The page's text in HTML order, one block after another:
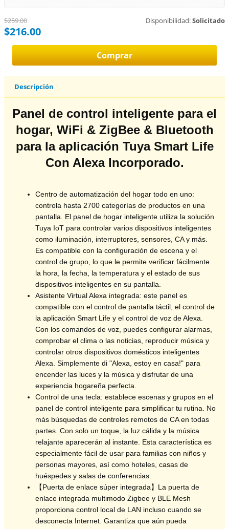
Disponibilidad:Solicitado
$259.00
$216.00
Descripción
Panel de control inteligente para el
hogar, WiFi & ZigBee & Bluetooth
para la aplicación Tuya Smart Life
Con Alexa Incorporado.
Centro de automatización del hogar todo en uno:
controla hasta 2700 categorías de productos en una
pantalla. El panel de hogar inteligente utiliza la solución
Tuya IoT para controlar varios dispositivos inteligentes
como iluminación, interruptores, sensores, CA y más.
Es compatible con la configuración de escena y el
control de grupo, lo que le permite verificar fácilmente
la hora, la fecha, la temperatura y el estado de sus
dispositivos inteligentes en su pantalla.
Asistente Virtual Alexa integrada: este panel es
compatible con el control de pantalla táctil, el control de
la aplicación Smart Life y el control de voz de Alexa.
Con los comandos de voz, puedes configurar alarmas,
comprobar el clima o las noticias, reproducir música y
controlar otros dispositivos domésticos inteligentes
Alexa. Simplemente di "Alexa, estoy en casa!" para
encender las luces y la música y disfrutar de una
experiencia hogareña perfecta.
Control de una tecla: establece escenas y grupos en el
panel de control inteligente para simplificar tu rutina. No
más búsquedas de controles remotos de CA en todas
partes. Con solo un toque, la luz cálida y la música
relajante aparecerán al instante. Esta característica es
especialmente fácil de usar para familias con niños y
personas mayores, así como hoteles, casas de
huéspedes y salas de conferencias.
【Puerta de enlace súper integrada】La puerta de
enlace integrada multimodo Zigbee y BLE Mesh
proporciona control local de LAN incluso cuando se
desconecta Internet. Garantiza que aún pueda